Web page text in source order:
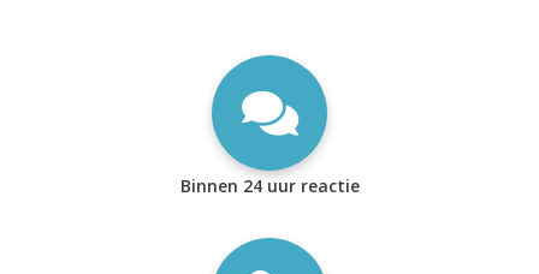
Binnen 24 uur reactie